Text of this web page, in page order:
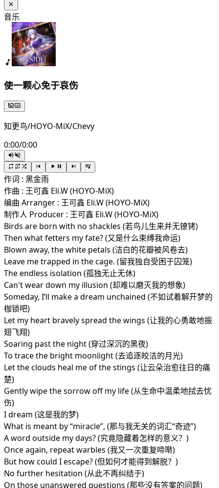
音乐
使一颗心免于哀伤
知更鸟/HOYO-MiX/Chevy
0:00/0:00
作词 : 黑金雨
作曲 : 王可鑫 Eli.W (HOYO-MiX)
编曲 Arranger : 王可鑫 Eli.W (HOYO-MiX)
制作人 Producer : 王可鑫 Eli.W (HOYO-MiX)
Birds are born with no shackles (若鸟儿生来并无镣铐)
Then what fetters my fate? (又是什么束缚我命运)
Blown away, the white petals (洁白的花瓣被风卷去)
Leave me trapped in the cage. (留我独自受困于囚笼)
The endless isolation (孤独无止无休)
Can't wear down my illusion (却难以磨灭我的想象)
Someday, I’ll make a dream unchained (不如试着解开梦的
枷锁吧)
Let my heart bravely spread the wings (让我的心勇敢地振
翅飞翔)
Soaring past the night (穿过深沉的黑夜)
To trace the bright moonlight (去追逐皎洁的月光)
Let the clouds heal me of the stings (让云朵治愈往日的痛
楚)
Gently wipe the sorrow off my life (从生命中温柔地拭去忧
伤)
I dream (这是我的梦)
What is meant by “miracle”, (那与我无关的词汇“奇迹”)
A word outside my days? (究竟隐藏着怎样的意义？)
Once again, repeat warbles (我又一次重复啼啭)
But how could I escape? (但如何才能得到解脱？)
No further hesitation (从此不再纠结于)
On those unanswered questions (那些没有答案的问题)